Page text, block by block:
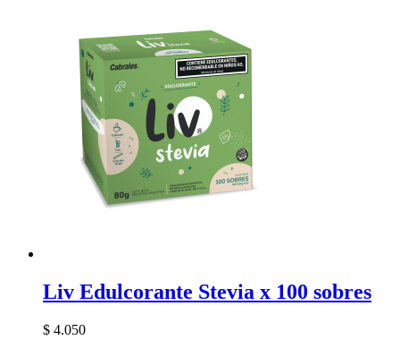
Liv Edulcorante Stevia x 100 sobres
$ 4.050